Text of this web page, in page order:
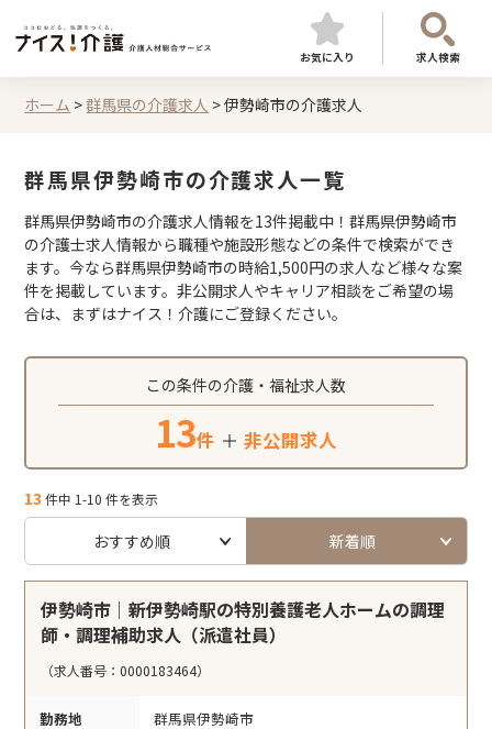
お気に入り 求人検索
ホーム >群馬県の介護求人 >伊勢崎市の介護求人
群馬県伊勢崎市の介護求人一覧
群馬県伊勢崎市の介護求人情報を13件掲載中！群馬県伊勢崎市
の介護士求人情報から職種や施設形態などの条件で検索ができ
ます。今なら群馬県伊勢崎市の時給1,500円の求人など様々な案
件を掲載しています。非公開求人やキャリア相談をご希望の場
合は、まずはナイス！介護にご登録ください。
この条件の介護・福祉求人数
13件 ＋ 非公開求人
13件中 1-10 件を表示
おすすめ順 新着順
伊勢崎市｜新伊勢崎駅の特別養護老人ホームの調理
師・調理補助求人（派遣社員）
（求人番号：0000183464）
勤務地 群馬県伊勢崎市